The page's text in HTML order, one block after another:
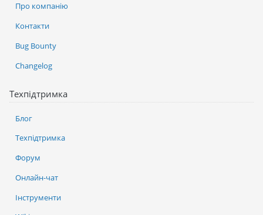
Про компанію
Контакти
Bug Bounty
Changelog
Техпідтримка
Блог
Техпідтримка
Форум
Онлайн-чат
Інструменти